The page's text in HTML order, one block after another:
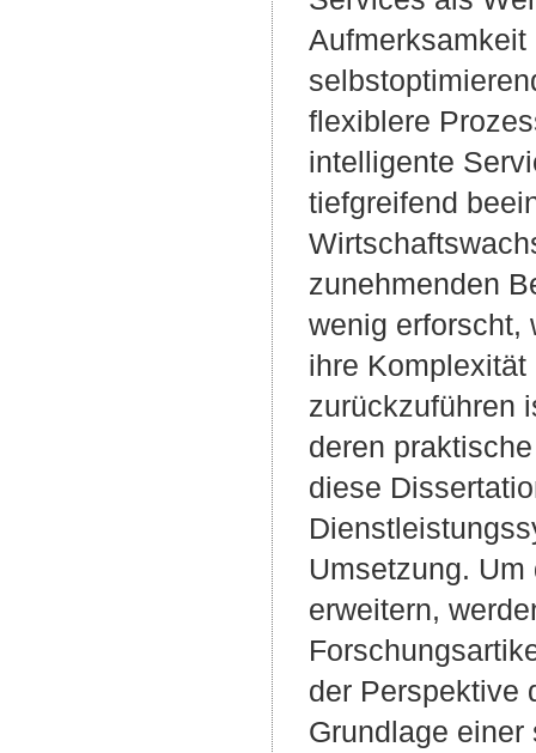
flexiblere
intelligente
tiefgreifend
zunehmenden
wenig erforscht,
ihre
zurückzuführen
deren
diese
Umsetzung.
erweitern,
der Perspektive
Grundlage